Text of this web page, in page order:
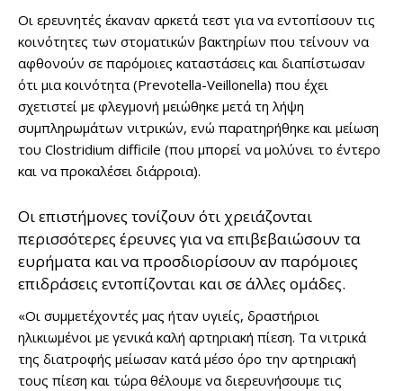
Οι ερευνητές έκαναν αρκετά τεστ για να εντοπίσουν τις
κοινότητες των στοματικών βακτηρίων που τείνουν να
αφθονούν σε παρόμοιες καταστάσεις και διαπίστωσαν
ότι μια κοινότητα (Prevotella-Veillonella) που έχει
σχετιστεί με φλεγμονή μειώθηκε μετά τη λήψη
συμπληρωμάτων νιτρικών, ενώ παρατηρήθηκε και μείωση
του Clostridium difficile (που μπορεί να μολύνει το έντερο
και να προκαλέσει διάρροια).
Οι επιστήμονες τονίζουν ότι χρειάζονται
περισσότερες έρευνες για να επιβεβαιώσουν τα
ευρήματα και να προσδιορίσουν αν παρόμοιες
επιδράσεις εντοπίζονται και σε άλλες ομάδες.
«Οι συμμετέχοντές μας ήταν υγιείς, δραστήριοι
ηλικιωμένοι με γενικά καλή αρτηριακή πίεση. Τα νιτρικά
της διατροφής μείωσαν κατά μέσο όρο την αρτηριακή
τους πίεση και τώρα θέλουμε να διερευνήσουμε τις